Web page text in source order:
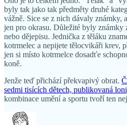
byly tak jako tak předměty druhé
vážně. Sice se z nich dávaly známky,
jen pro okrasu. Důležité byly známky
nebo dějepisu. Jednička z těláku
kotrmelec a nepijete tělocvikáři krev,
jen si místo kotrmelce dosadťe
koně.
Jenže teď přichází překvapivý obrat.
sedmi tisících dětech, publikovaná
kombinace umění a sportu tvoří ten